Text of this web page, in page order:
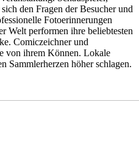
den Fragen der Besucher und
Fotoerinnerungen
Welt performen ihre beliebtesten
Comiczeichner und
von ihrem Können. Lokale
Sammlerherzen höher schlagen.